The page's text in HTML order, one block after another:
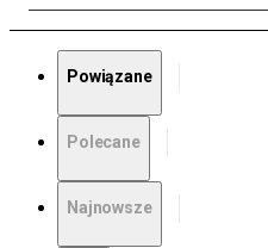
Powiązane
Polecane
Najnowsze